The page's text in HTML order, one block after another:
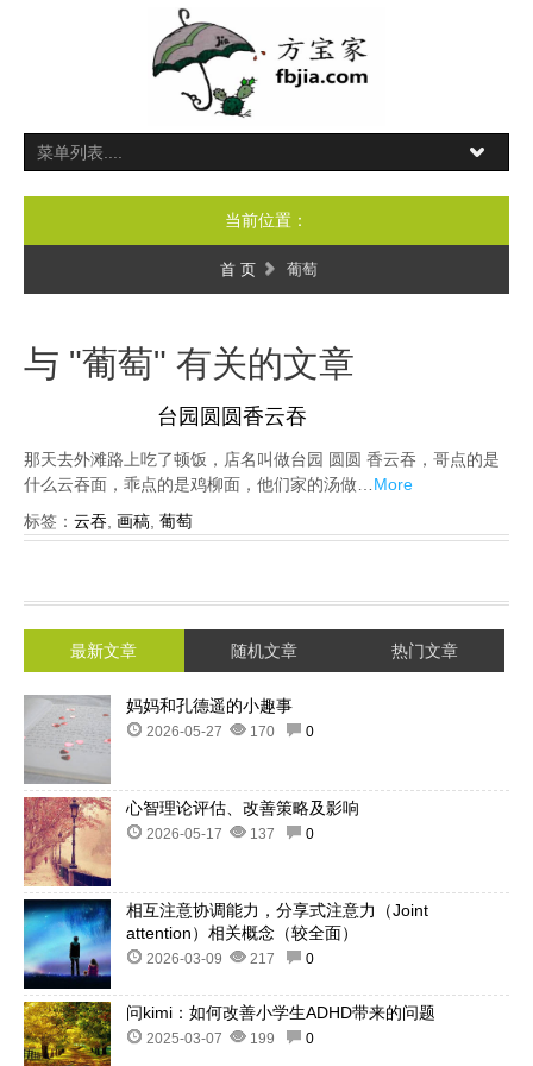
当前位置：
首 页 葡萄
与 "葡萄" 有关的文章
台园圆圆香云吞
那天去外滩路上吃了顿饭，店名叫做台园 圆圆 香云吞，哥点的是
什么云吞面，乖点的是鸡柳面，他们家的汤做… More
标签： 云吞 画稿 葡萄
最新文章 随机文章 热门文章
妈妈和孔德遥的小趣事
2026-05-27 170 0
心智理论评估、改善策略及影响
2026-05-17 137 0
相互注意协调能力，分享式注意力（Joint
attention）相关概念（较全面）
2026-03-09 217 0
问kimi：如何改善小学生ADHD带来的问题
2025-03-07 199 0